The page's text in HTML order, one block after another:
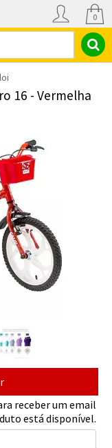
0
16 - Vermelha
receber um email
está disponível.